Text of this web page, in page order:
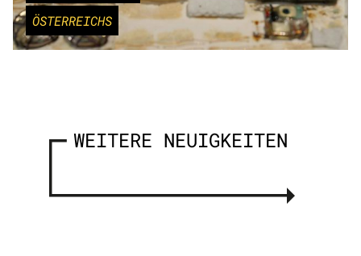
ÖSTERREICHS
WEITERE NEUIGKEITEN